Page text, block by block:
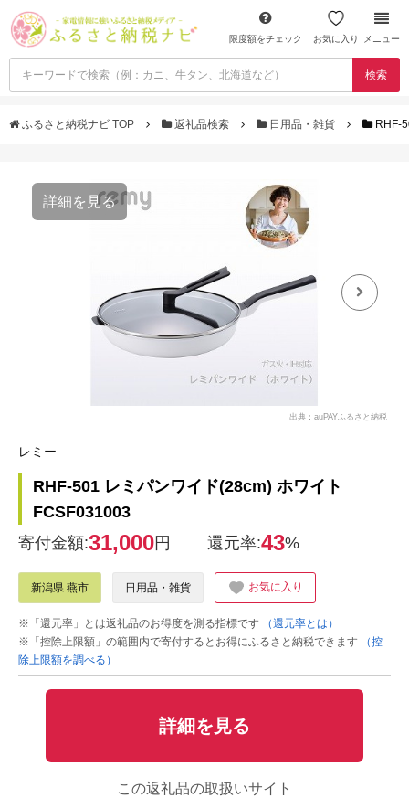
限度額をチェック お気に入り メニュー
検索
ふるさと納税ナビ TOP 返礼品検索 日用品・雑貨 RHF-
詳細を見る
出典：auPAYふるさと納税
レミー
RHF-501 レミパンワイド(28cm) ホワイト
FCSF031003
寄付金額:31,000円 還元率:43%
新潟県 燕市 日用品・雑貨 お気に入り
※「還元率」とは返礼品のお得度を測る指標です
（還元率とは）
※「控除上限額」の範囲内で寄付するとお得にふるさと納税できます
（控
除上限額を調べる）
詳細を見る
この返礼品の取扱いサイト